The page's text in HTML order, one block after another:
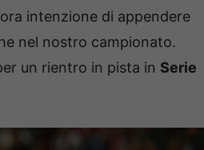
intenzione di appendere
nel nostro campionato.
un rientro in pista in Serie